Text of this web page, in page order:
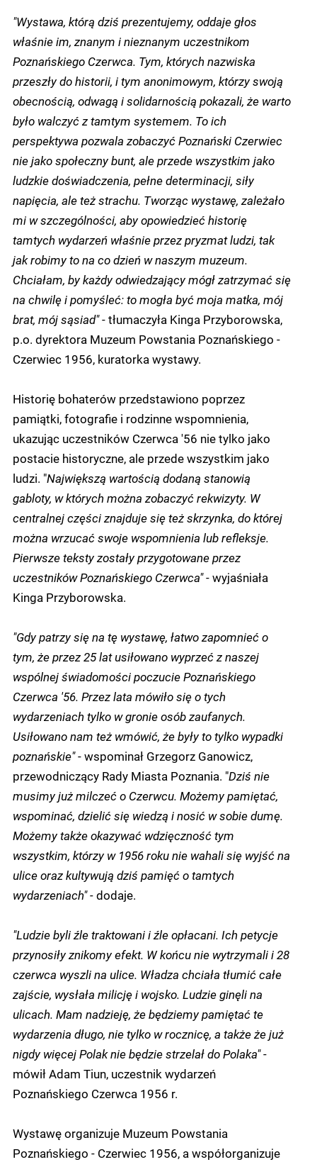
"Wystawa, którą dziś prezentujemy, oddaje głos
właśnie im, znanym i nieznanym uczestnikom
Poznańskiego Czerwca. Tym, których nazwiska
przeszły do historii, i tym anonimowym, którzy swoją
obecnością, odwagą i solidarnością pokazali, że warto
było walczyć z tamtym systemem. To ich
perspektywa pozwala zobaczyć Poznański Czerwiec
nie jako społeczny bunt, ale przede wszystkim jako
ludzkie doświadczenia, pełne determinacji, siły
napięcia, ale też strachu. Tworząc wystawę, zależało
mi w szczególności, aby opowiedzieć historię
tamtych wydarzeń właśnie przez pryzmat ludzi, tak
jak robimy to na co dzień w naszym muzeum.
Chciałam, by każdy odwiedzający mógł zatrzymać się
na chwilę i pomyśleć: to mogła być moja matka, mój
brat, mój sąsiad"- tłumaczyła Kinga Przyborowska,
p.o. dyrektora Muzeum Powstania Poznańskiego -
Czerwiec 1956, kuratorka wystawy.
Historię bohaterów przedstawiono poprzez
pamiątki, fotografie i rodzinne wspomnienia,
ukazując uczestników Czerwca '56 nie tylko jako
postacie historyczne, ale przede wszystkim jako
ludzi. "Największą wartością dodaną stanowią
gabloty, w których można zobaczyć rekwizyty. W
centralnej części znajduje się też skrzynka, do której
można wrzucać swoje wspomnienia lub refleksje.
Pierwsze teksty zostały przygotowane przez
uczestników Poznańskiego Czerwca"- wyjaśniała
Kinga Przyborowska.
"Gdy patrzy się na tę wystawę, łatwo zapomnieć o
tym, że przez 25 lat usiłowano wyprzeć z naszej
wspólnej świadomości poczucie Poznańskiego
Czerwca '56. Przez lata mówiło się o tych
wydarzeniach tylko w gronie osób zaufanych.
Usiłowano nam też wmówić, że były to tylko wypadki
poznańskie"- wspominał Grzegorz Ganowicz,
przewodniczący Rady Miasta Poznania. "Dziś nie
musimy już milczeć o Czerwcu. Możemy pamiętać,
wspominać, dzielić się wiedzą i nosić w sobie dumę.
Możemy także okazywać wdzięczność tym
wszystkim, którzy w 1956 roku nie wahali się wyjść na
ulice oraz kultywują dziś pamięć o tamtych
wydarzeniach" -dodaje.
"Ludzie byli źle traktowani i źle opłacani. Ich petycje
przynosiły znikomy efekt. W końcu nie wytrzymali i 28
czerwca wyszli na ulice. Władza chciała tłumić całe
zajście, wysłała milicję i wojsko. Ludzie ginęli na
ulicach. Mam nadzieję, że będziemy pamiętać te
wydarzenia długo, nie tylko w rocznicę, a także że już
nigdy więcej Polak nie będzie strzelał do Polaka"-
mówił Adam Tiun, uczestnik wydarzeń
Poznańskiego Czerwca 1956 r.
Wystawę organizuje Muzeum Powstania
Poznańskiego - Czerwiec 1956, a współorganizuje